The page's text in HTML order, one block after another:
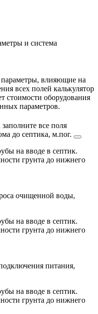
и система
параметры, влияющие на
всех полей калькулятор
стоимости оборудования
параметров.
все поля
до септика, м.пог.
на вводе в септик.
грунта до нижнего
очищенной воды,
на вводе в септик.
грунта до нижнего
питания,
на вводе в септик.
грунта до нижнего